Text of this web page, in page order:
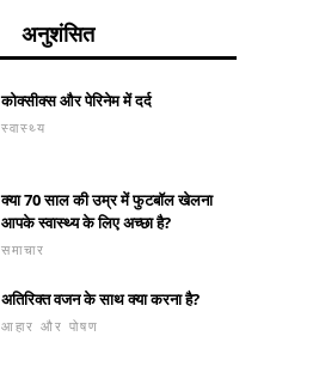
अनुशंसित
कोक्सीक्स और पेरिनेम में दर्द
स्वास्थ्य
क्या 70 साल की उम्र में फुटबॉल खेलना
आपके स्वास्थ्य के लिए अच्छा है?
समाचार
अतिरिक्त वजन के साथ क्या करना है?
आहार और पोषण